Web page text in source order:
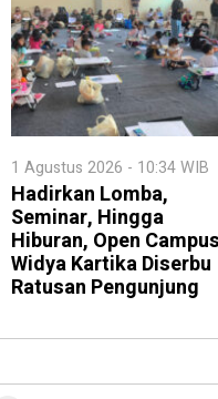
1 Agustus 2026 - 10:34 WIB
Hadirkan Lomba,
Seminar, Hingga
Hiburan, Open
Widya Kartika Diserbu
Ratusan Pengunjung